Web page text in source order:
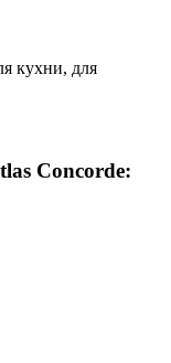
кухни, для
Concorde: